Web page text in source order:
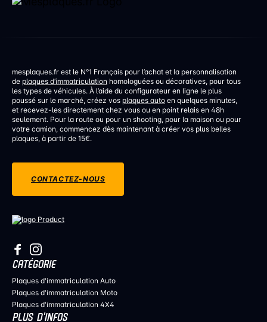
mesplaques.fr est le N°1 Français pour l’achat et la personnalisation
de plaques d’immatriculation homologuées ou décoratives, pour tous
les types de véhicules. À l’aide du configurateur en ligne le plus
poussé sur le marché, créez vos plaques auto en quelques minutes,
et recevez-les directement chez vous ou en point relais en 48h
seulement. Pour la route ou pour un shooting, pour la maison ou pour
votre camion, commencez dès maintenant à créer vos plus belles
plaques, à partir de 15€.
CONTACTEZ-NOUS
CATÉGORIE
Plaques d'immatriculation Auto
Plaques d'immatriculation Moto
Plaques d'immatriculation 4X4
PLUS D’INFOS